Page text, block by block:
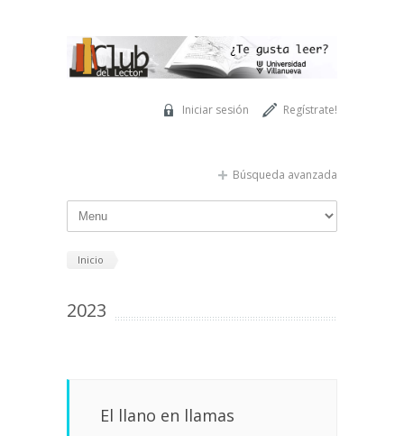
Regístrate!
Iniciar sesión
Búsqueda avanzada
Inicio
2023
El llano en llamas